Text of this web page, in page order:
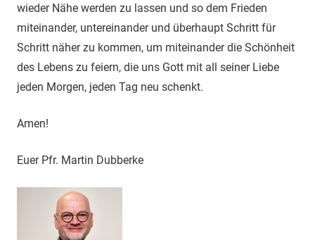
wieder Nähe werden zu lassen und so dem Frieden
miteinander, untereinander und überhaupt Schritt für
Schritt näher zu kommen, um miteinander die Schönheit
des Lebens zu feiern, die uns Gott mit all seiner Liebe
jeden Morgen, jeden Tag neu schenkt.
Amen!
Euer Pfr. Martin Dubberke